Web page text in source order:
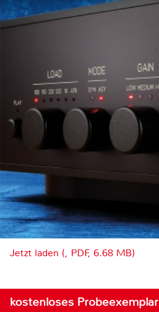
Jetzt laden (, PDF, 6.68 MB)
kostenloses Probeexemplar